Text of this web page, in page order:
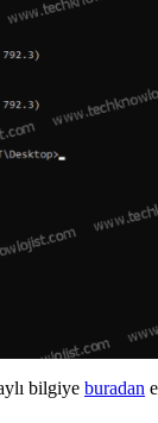
bilgiye buradan